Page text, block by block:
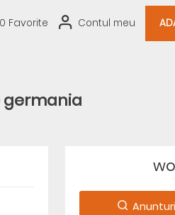
0 Favorite Contul meu